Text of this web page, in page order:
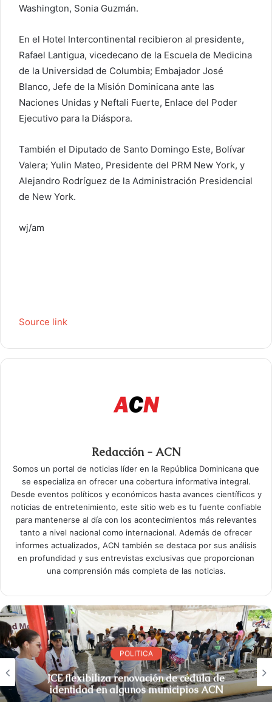
Washington, Sonia Guzmán.
En el Hotel Intercontinental recibieron al presidente,
Rafael Lantigua, vicedecano de la Escuela de Medicina
de la Universidad de Columbia; Embajador José
Blanco, Jefe de la Misión Dominicana ante las
Naciones Unidas y Neftali Fuerte, Enlace del Poder
Ejecutivo para la Diáspora.
También el Diputado de Santo Domingo Este, Bolívar
Valera; Yulin Mateo, Presidente del PRM New York, y
Alejandro Rodríguez de la Administración Presidencial
de New York.
wj/am
Source link
Redacción - ACN
Somos un portal de noticias líder en la República Dominicana que
se especializa en ofrecer una cobertura informativa integral.
Desde eventos políticos y económicos hasta avances científicos y
noticias de entretenimiento, este sitio web es tu fuente confiable
para mantenerse al día con los acontecimientos más relevantes
tanto a nivel nacional como internacional. Además de ofrecer
informes actualizados, ACN también se destaca por sus análisis
en profundidad y sus entrevistas exclusivas que proporcionan
una comprensión más completa de las noticias.
POLITICA
JCE flexibiliza renovación de cédula de
identidad en algunos municipios ACN